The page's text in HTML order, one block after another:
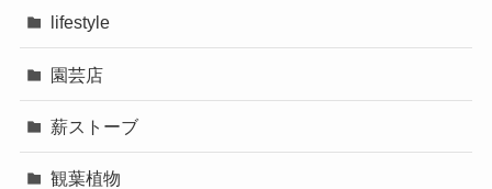
lifestyle
園芸店
薪ストーブ
観葉植物